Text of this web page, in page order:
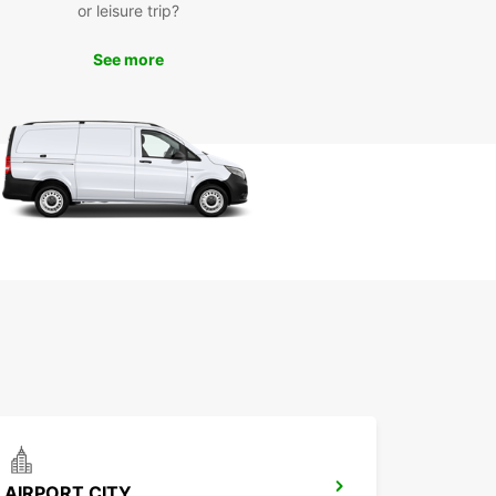
aux musées fascinants. Avec votre location
fixes.
louer une voiture
Europcar à Rehovot?
aujourd'hui
or leisure trip?
See more